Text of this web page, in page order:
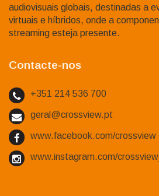
audiovisuais globais, destinadas a
virtuais e híbridos, onde a
streaming esteja presente.
Contacte-nos
+351 214 536 700
geral@crossview.pt
www.facebook.com/crossview
www.instagram.com/